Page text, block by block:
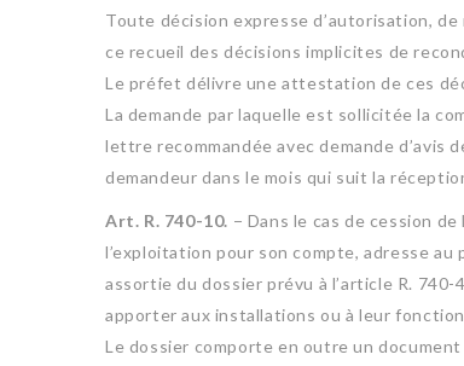
Toute décision expresse d’autorisation,
ce recueil des décisions implicites de
Le préfet délivre une attestation de ces
La demande par laquelle est sollicitée la
lettre recommandée avec demande d’avis
demandeur dans le mois qui suit la
Art. R. 740-10. − Dans le cas de cession
l’exploitation pour son compte, adresse
assortie du dossier prévu à l’article R.
apporter aux installations ou à leur
Le dossier comporte en outre un